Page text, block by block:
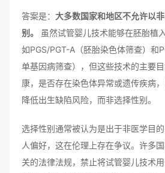
答案是： 大多数国家和地区不允许以
别。
虽然试管婴儿技术能够在胚胎植
如PGS/PGT-A（胚胎染色体筛查）和
单基因病筛查），但这些技术的主要
康，是否存在染色体异常或遗传疾病
降低出生缺陷风险，而非选择性别。
选择性别通常被认为是出于非医学目
人偏好，这在伦理上存在争议。许多
关的法律法规，禁止将试管婴儿技术